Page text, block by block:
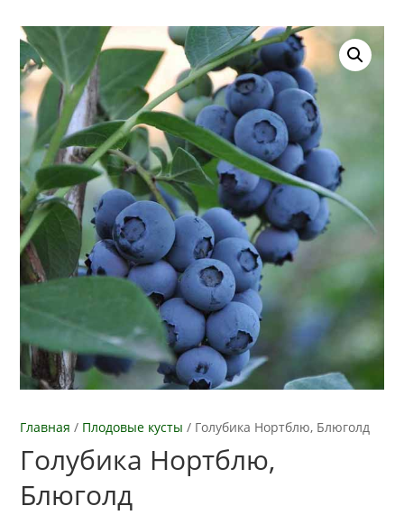
Главная / Плодовые кусты / Голубика Нортблю, Блюголд
Голубика Нортблю,
Блюголд